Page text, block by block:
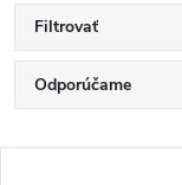
Filtrovať
R
a
Odporúčame